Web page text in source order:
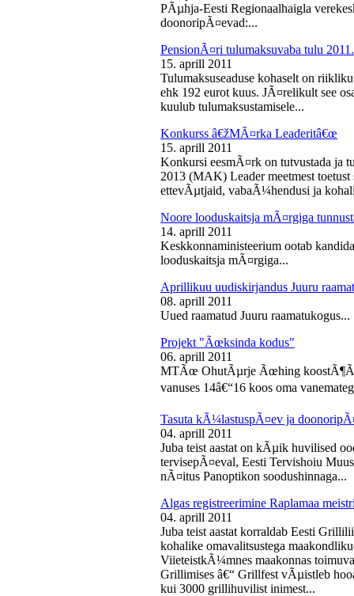
PÃµhja-Eesti Regionaalhaigla
doonoripÃ¤evad:...
PensionÃ¤ri tulumaksuvaba tulu
15. aprill 2011
Tulumaksuseaduse kohaselt on
ehk 192 eurot kuus. JÃ¤relikult see
kuulub tulumaksustamisele...
Konkurss â€žMÃ¤rka Leaderitâ€œ
15. aprill 2011
Konkursi eesmÃ¤rk on tutvustada ja
2013 (MAK) Leader meetmest
ettevÃµtjaid, vabaÃ¼hendusi ja
Noore looduskaitsja mÃ¤rgiga
14. aprill 2011
Keskkonnaministeerium ootab
looduskaitsja mÃ¤rgiga...
Aprillikuu uudiskirjandus Juuru
08. aprill 2011
Uued raamatud Juuru raamatukogus...
Projekt "Ãœksinda kodus"
06. aprill 2011
MTÃœ OhutÃµrje Ãœhing
vanuses 14â€“16 koos oma
Tasuta kÃ¼lastuspÃ¤ev ja
04. aprill 2011
Juba teist aastat on kÃµik huvilised
tervisepÃ¤eval, Eesti Tervishoiu
nÃ¤itus Panoptikon soodushinnaga...
Algas registreerimine Raplamaa
04. aprill 2011
Juba teist aastat korraldab Eesti
kohalike omavalitsustega
ViieteistkÃ¼mnes maakonnas
Grillimises â€“ Grillfest vÃµistleb
kui 3000 grillihuvilist inimest...